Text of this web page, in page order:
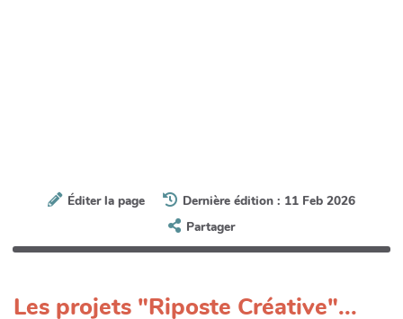
Éditer la page
Dernière édition : 11 Feb 2026
Partager